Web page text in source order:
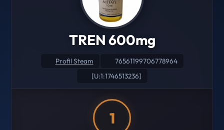
TREN 600mg
Profil Steam
76561199706778964
[U:1:1746513236]
1